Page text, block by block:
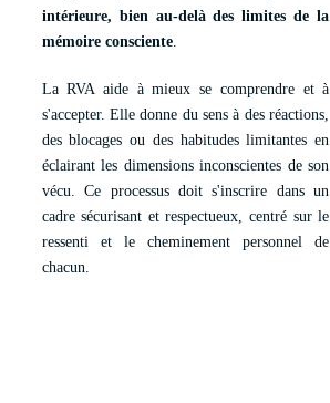
intérieure, bien au-delà des limites de la
mémoire consciente.
La RVA aide à mieux se comprendre et à
s'accepter. Elle donne du sens à des réactions,
des blocages ou des habitudes limitantes en
éclairant les dimensions inconscientes de son
vécu. Ce processus doit s'inscrire dans un
cadre sécurisant et respectueux, centré sur le
ressenti et le cheminement personnel de
chacun.